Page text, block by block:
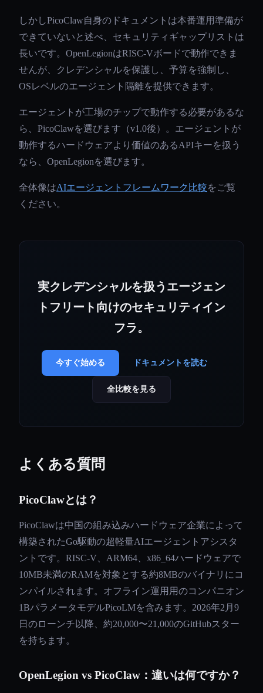
しかしPicoClaw自身のドキュメントは本番運用準備が
できていないと述べ、セキュリティギャップリストは
長いです。OpenLegionはRISC-Vボードで動作できま
せんが、クレデンシャルを保護し、予算を強制し、
OSレベルのエージェント隔離を提供できます。
エージェントが工場のチップで動作する必要があるな
ら、PicoClawを選びます（v1.0後）。エージェントが
動作するハードウェアより価値のあるAPIキーを扱う
なら、OpenLegionを選びます。
全体像はAIエージェントフレームワーク比較をご覧
ください。
実クレデンシャルを扱うエージェン
トフリート向けのセキュリティイン
フラ。
今すぐ始める ドキュメントを読む
全比較を見る
よくある質問
PicoClawとは？
PicoClawは中国の組み込みハードウェア企業によって
構築されたGo駆動の超軽量AIエージェントアシスタ
ントです。RISC-V、ARM64、x86_64ハードウェアで
10MB未満のRAMを対象とする約8MBのバイナリにコ
ンパイルされます。オフライン運用用のコンパニオン
1BパラメータモデルPicoLMを含みます。2026年2月9
日のローンチ以降、約20,000〜21,000のGitHubスター
を持ちます。
OpenLegion vs PicoClaw：違いは何ですか？